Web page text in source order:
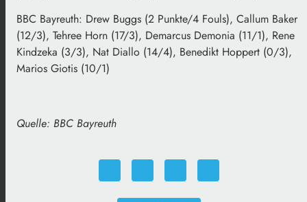
BBC Bayreuth: Drew Buggs (2 Punkte/4 Fouls), Callum Baker
(12/3), Tehree Horn (17/3), Demarcus Demonia (11/1), Rene
Kindzeka (3/3), Nat Diallo (14/4), Benedikt Hoppert (0/3),
Marios Giotis (10/1)
Quelle: BBC Bayreuth